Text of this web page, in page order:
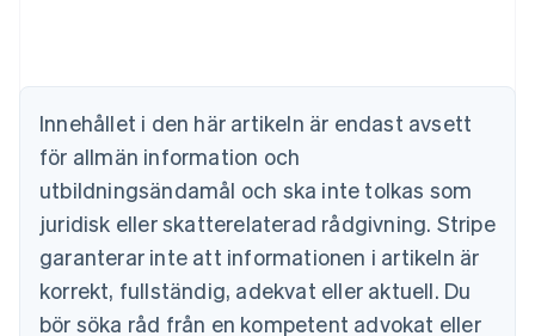
Innehållet i den här artikeln är endast avsett
för allmän information och
utbildningsändamål och ska inte tolkas som
juridisk eller skatterelaterad rådgivning. Stripe
garanterar inte att informationen i artikeln är
korrekt, fullständig, adekvat eller aktuell. Du
bör söka råd från en kompetent advokat eller
Brasilien
Bulgarien
English
Cypern
English
Danmark
English